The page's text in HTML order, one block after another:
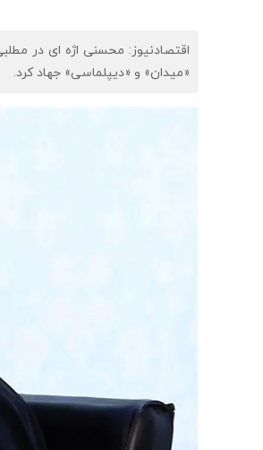
«میدان» و «دیپلماسی» جهاد کرد.